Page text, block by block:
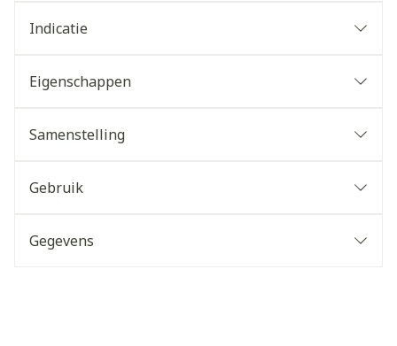
Indicatie
Eigenschappen
Samenstelling
Gebruik
Gegevens